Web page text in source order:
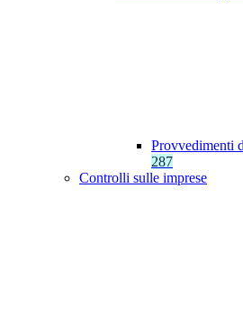
Provvedimenti
287
Controlli sulle imprese